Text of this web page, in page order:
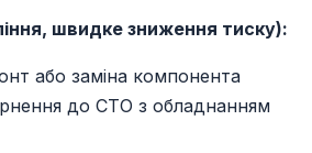
швидке зниження тиску):
або заміна компонента
до СТО з обладнанням